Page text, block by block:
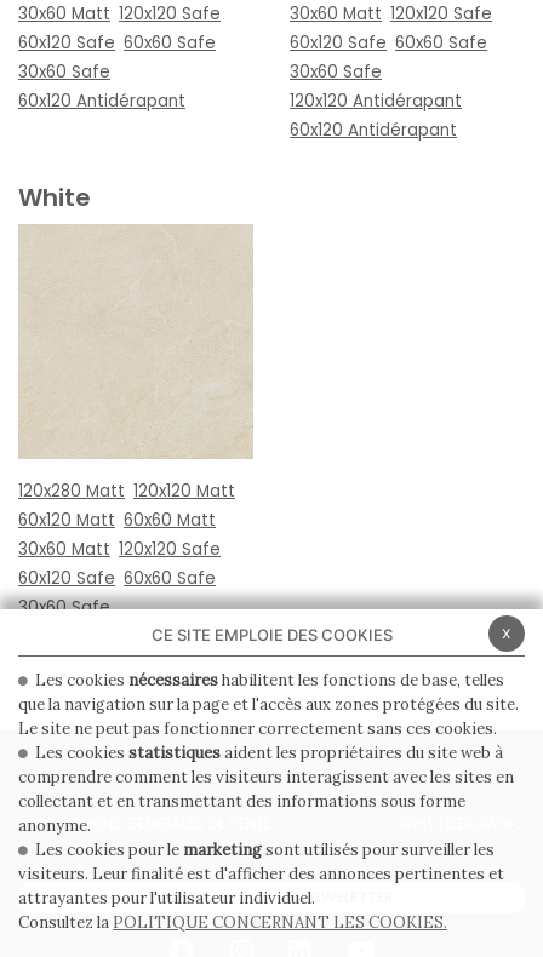
30x60 Matt 120x120 Safe
60x120 Safe 60x60 Safe
30x60 Safe
60x120 Antidérapant
30x60 Matt 120x120 Safe
60x120 Safe 60x60 Safe
30x60 Safe
120x120 Antidérapant
60x120 Antidérapant
White
120x280 Matt 120x120 Matt
60x120 Matt 60x60 Matt
30x60 Matt 120x120 Safe
60x120 Safe 60x60 Safe
30x60 Safe
PRIVACY POLICY COOKIE POLICY
CONDITIONS GÉNÉRALES DE VENTE
ABONNEZ-VOUS À LA NEWSLETTER
x
CE SITE EMPLOIE DES COOKIES
Les cookies nécessaireshabilitent les fonctions de base, telles
que la navigation sur la page et l'accès aux zones protégées du site.
Le site ne peut pas fonctionner correctement sans ces cookies.
Les cookies statistiquesaident les propriétaires du site web à
comprendre comment les visiteurs interagissent avec les sites en
collectant et en transmettant des informations sous forme
anonyme.
Les cookies pour le marketingsont utilisés pour surveiller les
visiteurs. Leur finalité est d'afficher des annonces pertinentes et
attrayantes pour l'utilisateur individuel.
Consultez la POLITIQUE CONCERNANT LES COOKIES.